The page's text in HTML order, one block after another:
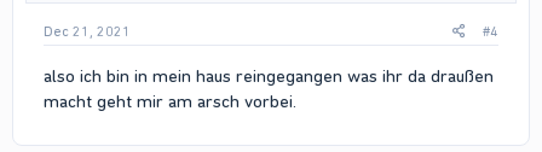
Dec 21, 2021 #4
also ich bin in mein haus reingegangen was ihr da draußen
macht geht mir am arsch vorbei.